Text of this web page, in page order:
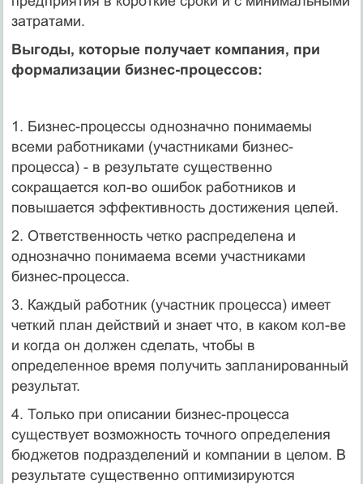
затратами.
Выгоды, которые получает компания, при
формализации бизнес-процессов:
1. Бизнес-процессы однозначно понимаемы
всеми работниками (участниками бизнес-
процесса) - в результате существенно
сокращается кол-во ошибок работников и
повышается эффективность достижения целей.
2. Ответственность четко распределена и
однозначно понимаема всеми участниками
бизнес-процесса.
3. Каждый работник (участник процесса) имеет
четкий план действий и знает что, в каком кол-ве
и когда он должен сделать, чтобы в
определенное время получить запланированный
результат.
4. Только при описании бизнес-процесса
существует возможность точного определения
бюджетов подразделений и компании в целом. В
результате существенно оптимизируются